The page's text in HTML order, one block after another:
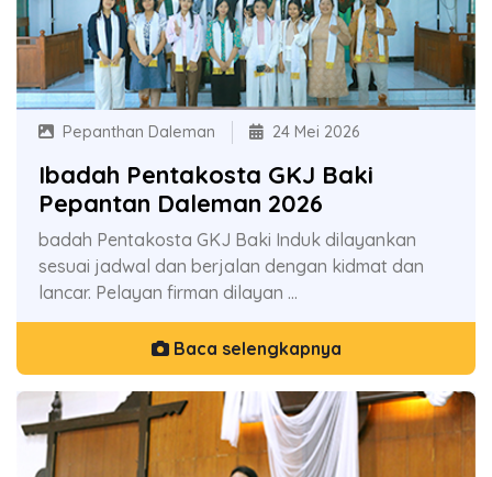
Pepanthan Daleman 24 Mei 2026
Ibadah Pentakosta GKJ Baki
Pepantan Daleman 2026
badah Pentakosta GKJ Baki Induk dilayankan
sesuai jadwal dan berjalan dengan kidmat dan
lancar. Pelayan firman dilayan ...
Baca selengkapnya